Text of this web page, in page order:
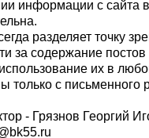
информации с сайта в
разделяет точку
за содержание
их в
с письменного
- Грязнов Георгий